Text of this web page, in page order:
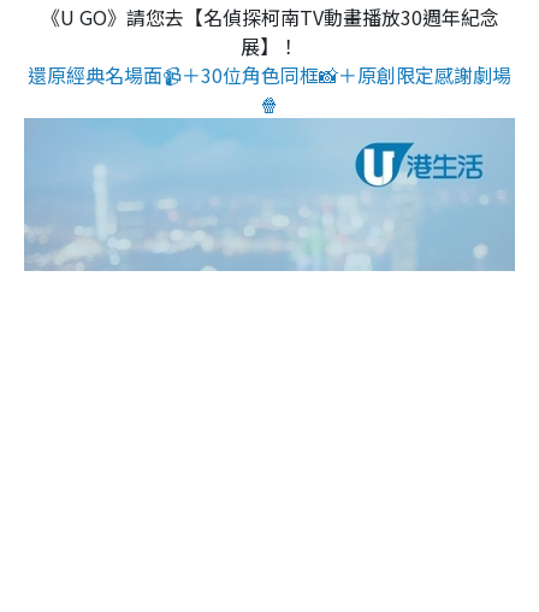
《U GO》請您去【名偵探柯南TV動畫播放30週年紀念
展】！
還原經典名場面📹＋30位角色同框📸＋原創限定感謝劇場
🍿